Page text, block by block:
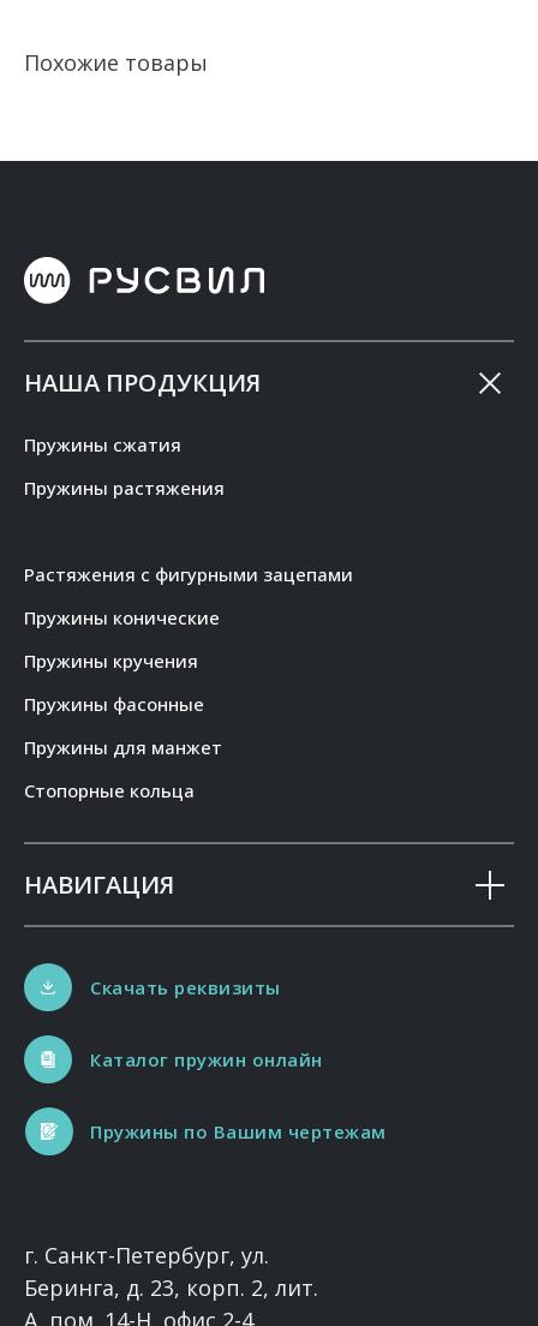
Похожие товары
НАША ПРОДУКЦИЯ
Пружины сжатия
Пружины растяжения
Растяжения с фигурными зацепами
Пружины конические
Пружины кручения
Пружины фасонные
Пружины для манжет
Стопорные кольца
НАВИГАЦИЯ
Каталог пружин онлайн
Пружины по Вашим чертежам
Скачать реквизиты
г. Санкт-Петербург, ул.
Беринга, д. 23, корп. 2, лит.
А, пом. 14-Н, офис 2-4